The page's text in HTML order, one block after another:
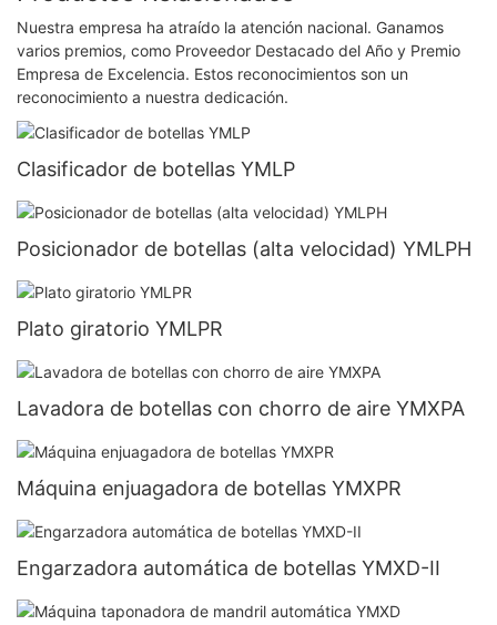
Nuestra empresa ha atraído la atención nacional. Ganamos
varios premios, como Proveedor Destacado del Año y Premio
Empresa de Excelencia. Estos reconocimientos son un
reconocimiento a nuestra dedicación.
Clasificador de botellas YMLP
Posicionador de botellas (alta velocidad) YMLPH
Plato giratorio YMLPR
Lavadora de botellas con chorro de aire YMXPA
Máquina enjuagadora de botellas YMXPR
Engarzadora automática de botellas YMXD-II